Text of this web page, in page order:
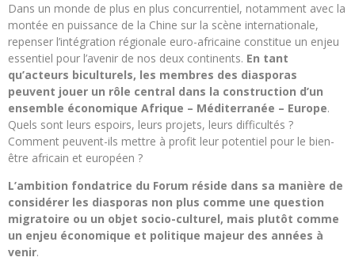
Dans un monde de plus en plus concurrentiel, notamment avec la
montée en puissance de la Chine sur la scène internationale,
repenser l’intégration régionale euro-africaine constitue un enjeu
essentiel pour l’avenir de nos deux continents. En tant
qu’acteurs biculturels, les membres des diasporas
peuvent jouer un rôle central dans la construction d’un
ensemble économique Afrique – Méditerranée – Europe.
Quels sont leurs espoirs, leurs projets, leurs difficultés ?
Comment peuvent-ils mettre à profit leur potentiel pour le bien-
être africain et européen ?
L’ambition fondatrice du Forum réside dans sa manière de
considérer les diasporas non plus comme une question
migratoire ou un objet socio-culturel, mais plutôt comme
un enjeu économique et politique majeur des années à
venir.